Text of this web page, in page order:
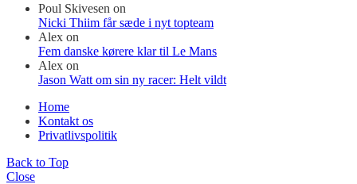
Poul Skivesen on
Nicki Thiim får sæde i nyt topteam
Alex on
Fem danske kørere klar til Le Mans
Alex on
Jason Watt om sin ny racer: Helt vildt
Home
Kontakt os
Privatlivspolitik
Back to Top
Close